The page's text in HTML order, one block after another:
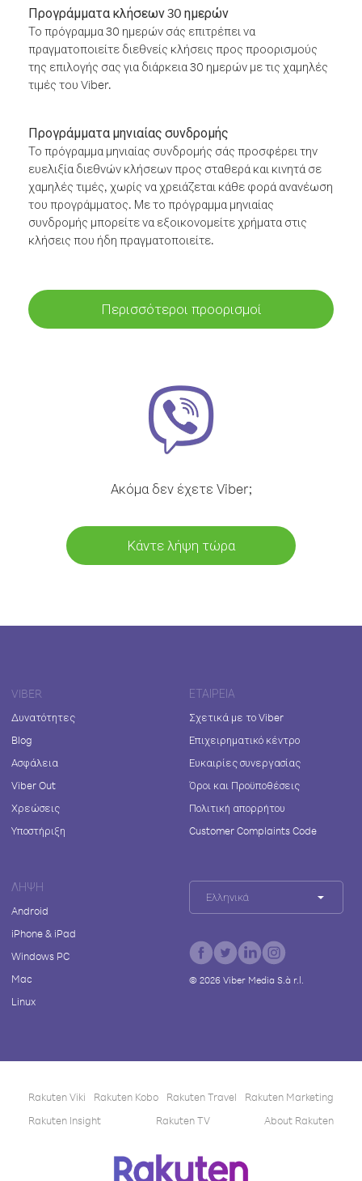
Προγράμματα κλήσεων 30 ημερών
Το πρόγραμμα 30 ημερών σάς επιτρέπει να
πραγματοποιείτε διεθνείς κλήσεις προς προορισμούς
της επιλογής σας για διάρκεια 30 ημερών με τις χαμηλές
τιμές του Viber.
Προγράμματα μηνιαίας συνδρομής
Το πρόγραμμα μηνιαίας συνδρομής σάς προσφέρει την
ευελιξία διεθνών κλήσεων προς σταθερά και κινητά σε
χαμηλές τιμές, χωρίς να χρειάζεται κάθε φορά ανανέωση
του προγράμματος. Με το πρόγραμμα μηνιαίας
συνδρομής μπορείτε να εξοικονομείτε χρήματα στις
κλήσεις που ήδη πραγματοποιείτε.
Περισσότεροι προορισμοί
Ακόμα δεν έχετε Viber;
Κάντε λήψη τώρα
VIBER
Δυνατότητες
Blog
Ασφάλεια
Viber Out
Χρεώσεις
Υποστήριξη
ΕΤΑΙΡΕΊΑ
Σχετικά με το Viber
Επιχειρηματικό κέντρο
Ευκαιρίες συνεργασίας
Όροι και Προϋποθέσεις
Πολιτική απορρήτου
Customer Complaints Code
ΛΉΨΗ
Android
iPhone & iPad
Windows PC
Mac
Linux
Ελληνικά
© 2026Viber Media S.à r.l.
Rakuten Viki Rakuten Kobo Rakuten Travel
Rakuten Marketing
Rakuten Insight
Rakuten TV About Rakuten